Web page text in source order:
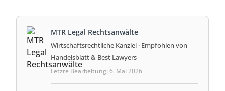
MTR Legal Rechtsanwälte
Wirtschaftsrechtliche Kanzlei · Empfohlen von
Handelsblatt & Best Lawyers
Letzte Bearbeitung: 6. Mai 2026